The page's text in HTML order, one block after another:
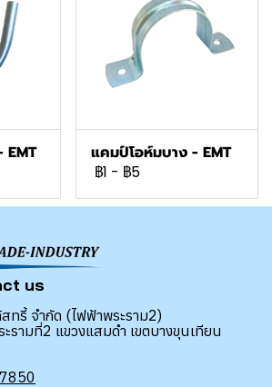
EMT แคมป์โอห์มบาง - EMT
฿1 - ฿5
us
ทรี้ จำกัด (ไฟฟ้าพระราม2)
ามที่2 แขวงแสมดำ เขตบางขุนเทียน